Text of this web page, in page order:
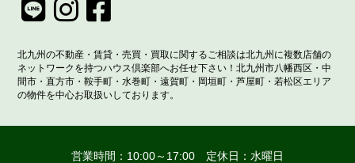
北九州の不動産・賃貸・売買・買取に関するご相談は北九州に複数店舗の
ネットワークを持つハウス倶楽部へお任せ下さい！北九州市八幡西区・中
間市・直方市・鞍手町・水巻町・遠賀町・岡垣町・芦屋町・若松区エリア
の物件を中心お取扱いしております。
営業時間：10:00～17:00 定休日：水曜日